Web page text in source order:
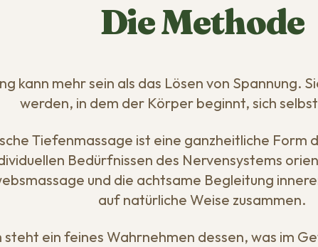
Die Methode
kann mehr sein als das Lösen von Spannung.
werden, in dem der Körper beginnt, sich
Tiefenmassage ist eine ganzheitliche Form
Bedürfnissen des Nervensystems
und die achtsame Begleitung
auf natürliche Weise zusammen.
steht ein feines Wahrnehmen dessen, was im